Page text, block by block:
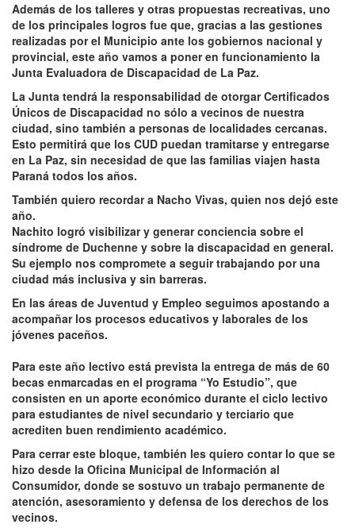
Además de los talleres y otras propuestas recreativas, uno
de los principales logros fue que, gracias a las gestiones
realizadas por el Municipio ante los gobiernos nacional y
provincial, este año vamos a poner en funcionamiento la
Junta Evaluadora de Discapacidad de La Paz.
La Junta tendrá la responsabilidad de otorgar Certificados
Únicos de Discapacidad no sólo a vecinos de nuestra
ciudad, sino también a personas de localidades cercanas.
Esto permitirá que los CUD puedan tramitarse y entregarse
en La Paz, sin necesidad de que las familias viajen hasta
Paraná todos los años.
También quiero recordar a Nacho Vivas, quien nos dejó este
año.
Nachito logró visibilizar y generar conciencia sobre el
síndrome de Duchenne y sobre la discapacidad en general.
Su ejemplo nos compromete a seguir trabajando por una
ciudad más inclusiva y sin barreras.
En las áreas de Juventud y Empleo seguimos apostando a
acompañar los procesos educativos y laborales de los
jóvenes paceños.
Para este año lectivo está prevista la entrega de más de 60
becas enmarcadas en el programa “Yo Estudio”, que
consisten en un aporte económico durante el ciclo lectivo
para estudiantes de nivel secundario y terciario que
acrediten buen rendimiento académico.
Para cerrar este bloque, también les quiero contar lo que se
hizo desde la Oficina Municipal de Información al
Consumidor, donde se sostuvo un trabajo permanente de
atención, asesoramiento y defensa de los derechos de los
vecinos.